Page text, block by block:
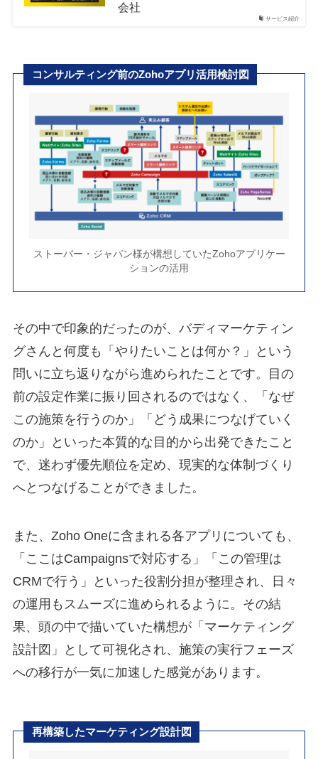
サービス紹介
会社
コンサルティング前のZohoアプリ活用検討図
ストーバー・ジャパン様が構想していたZohoアプリケー
ションの活用
その中で印象的だったのが、バディマーケティン
グさんと何度も「やりたいことは何か？」という
問いに立ち返りながら進められたことです。目の
前の設定作業に振り回されるのではなく、「なぜ
この施策を行うのか」「どう成果につなげていく
のか」といった本質的な目的から出発できたこと
で、迷わず優先順位を定め、現実的な体制づくり
へとつなげることができました。
また、Zoho Oneに含まれる各アプリについても、
「ここはCampaignsで対応する」「この管理は
CRMで行う」といった役割分担が整理され、日々
の運用もスムーズに進められるように。その結
果、頭の中で描いていた構想が「マーケティング
設計図」として可視化され、施策の実行フェーズ
への移行が一気に加速した感覚があります。
再構築したマーケティング設計図